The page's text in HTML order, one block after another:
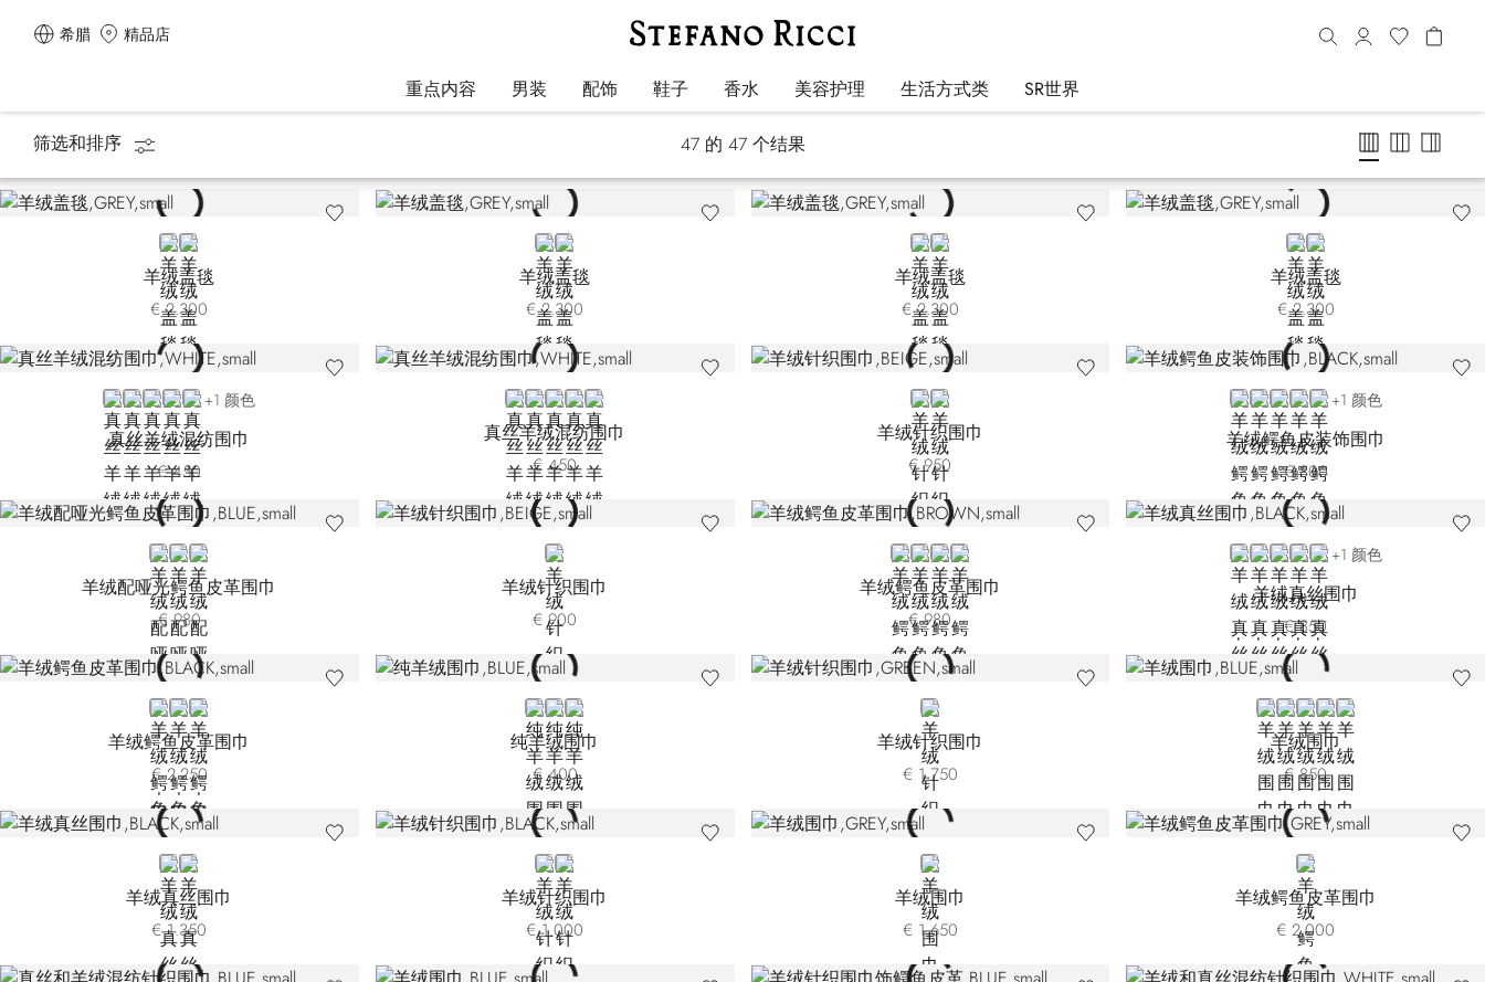
希腊 精品店
重点内容 男装 配饰 鞋子 香水 美容护理 生活方式类 SR世界
主页 配饰
围巾
筛选和排序 47 的 47 个结果
GREYBROWN
羊绒盖毯
€ 2.300
GREYBEIGE
羊绒盖毯
€ 2.300
GREYGREEN
羊绒盖毯
€ 2.300
GREY
BEIGE
羊绒盖毯
€ 2.300
WHITE
BLACK
BLUE 7442-5149
BLUE 7442-5328
BLUE 7442-5400
+1 颜色
真丝羊绒混纺围巾
€ 450
WHITE
BLACK
BLUE 7442-5149
BLUE 7442-5328
BLUE 7442-5400
真丝羊绒混纺围巾
€ 450
BEIGEGREEN
羊绒针织围巾
€ 950
BLACK 6853-131
GREY 6853-5109
BLACK 6853-5131
BEIGE 6853-5217
BROWN
+1 颜色
羊绒鳄鱼皮装饰围巾
€ 800
BLUEGREEN
RED
羊绒配哑光鳄鱼皮革围巾
€ 980
BEIGE
羊绒针织围巾
€ 900
BROWN 6853-3328
BEIGE
BROWN 6853-5247
RED
羊绒鳄鱼皮革围巾
€ 980
BLACK
BLUE L51149-5147
BLUE L51149-5159
BLUE L51149-5189
GREEN
+1 颜色
羊绒真丝围巾
€ 850
BLACK
GREYGREEN
羊绒鳄鱼皮革围巾
€ 2.250
BLUEBLACKWHITE
纯羊绒围巾
€ 400
GREEN
羊绒针织围巾
€ 1.750
BLUE L51170-159
BLUE L51170-189
YELLOW
VIOLETGREEN
羊绒围巾
€ 850
BLACKBEIGE
羊绒真丝围巾
€ 1.350
BLACK F22452-3131
BLACK F22452-4131
羊绒针织围巾
€ 1.000
GREY
羊绒围巾
€ 1.650
GREY
羊绒鳄鱼皮革围巾
€ 2.000